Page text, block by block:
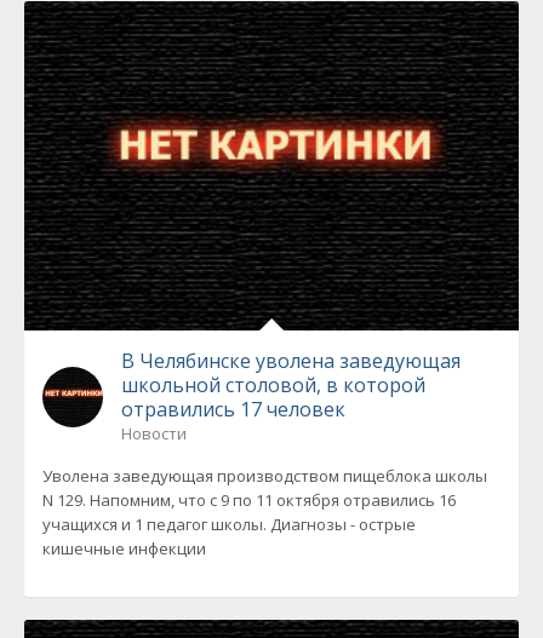
В Челябинске уволена заведующая
школьной столовой, в которой
отравились 17 человек
Новости
Уволена заведующая производством пищеблока школы
N 129. Напомним, что с 9 по 11 октября отравились 16
учащихся и 1 педагог школы. Диагнозы - острые
кишечные инфекции